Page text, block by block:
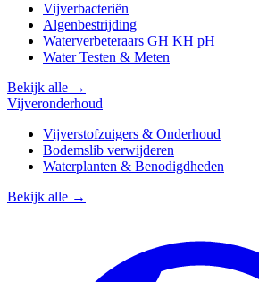
Vijverbacteriën
Algenbestrijding
Waterverbeteraars GH KH pH
Water Testen & Meten
Bekijk alle →
Vijveronderhoud
Vijverstofzuigers & Onderhoud
Bodemslib verwijderen
Waterplanten & Benodigdheden
Bekijk alle →